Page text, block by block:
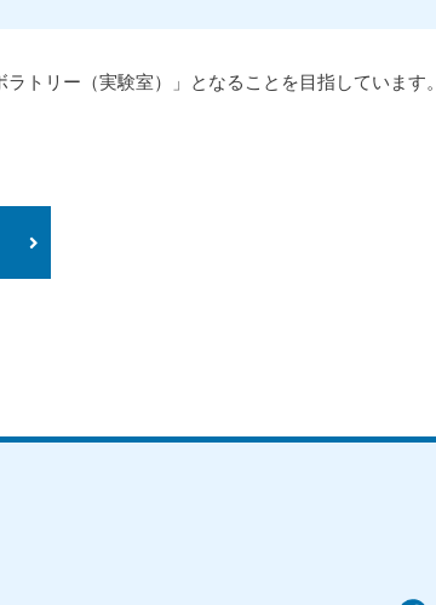
トリー（実験室）」となることを目指しています。